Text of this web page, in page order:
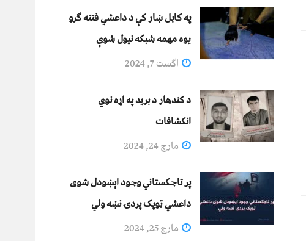
په کابل ښار کې د داعشي فتنه ګرو
يوه مهمه شبکه نيول شوې
اگست 7, 2024
د کندهار د برید په اړه نوي
انکشافات
مارچ 24, 2024
پر تاجکستاني وجود اېښودل شوی
داعشي ټوپک پردۍ نښه ولي
مارچ 25, 2024